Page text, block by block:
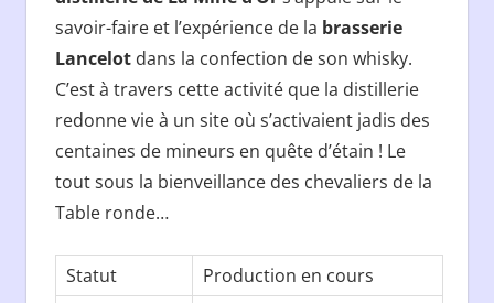
savoir-faire et l’expérience de la brasserie
Lancelotdans la confection de son whisky.
C’est à travers cette activité que la distillerie
redonne vie à un site où s’activaient jadis des
centaines de mineurs en quête d’étain ! Le
tout sous la bienveillance des chevaliers de la
Table ronde…
Statut Production en cours